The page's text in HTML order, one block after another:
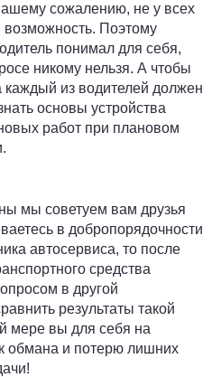
сожалению, не у всех
возможность. Поэтому
понимал для себя,
никому нельзя. А чтобы
каждый из водителей должен
основы устройства
работ при плановом
мы советуем вам друзья
в добропорядочности
автосервиса, то после
средства
в другой
результаты такой
мере вы для себя на
обмана и потерю лишних